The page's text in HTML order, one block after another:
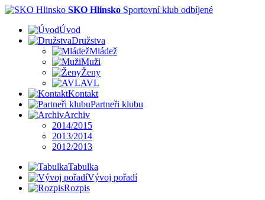
SKO Hlinsko Sportovní klub odbíjené
Úvod
Družstva
Mládež
Muži
Ženy
AVL
Kontakt
Partneři klubu
Archiv
2014/2015
2013/2014
2012/2013
Tabulka
Vývoj pořadí
Rozpis